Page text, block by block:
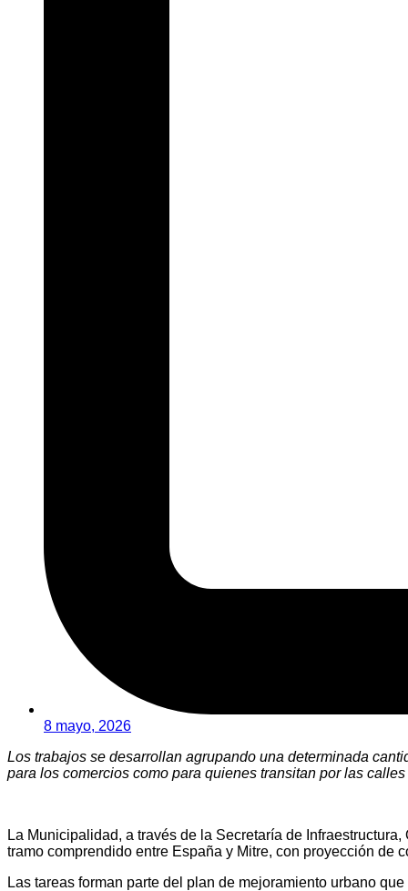
8 mayo, 2026
Los trabajos se desarrollan agrupando una determinada
para los comercios como para quienes transitan por las calles
La Municipalidad, a través de la Secretaría de
tramo comprendido entre España y Mitre, con proyección de
Las tareas forman parte del plan de mejoramiento urbano